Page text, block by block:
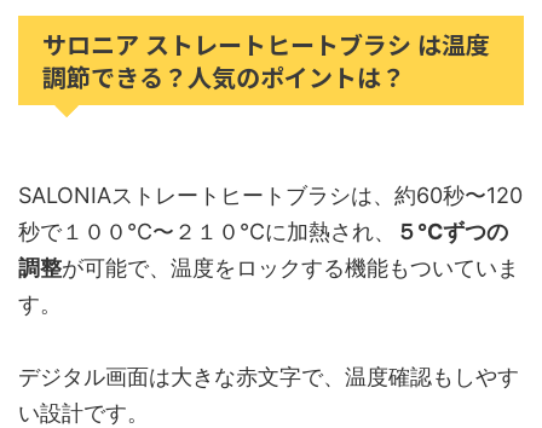
サロニア ストレートヒートブラシ は温度
調節できる？人気のポイントは？
SALONIAストレートヒートブラシは、約60秒〜120
秒で１００℃〜２１０℃に加熱され、
５℃ずつの
調整が可能で、温度をロックする機能もついていま
す。
デジタル画面は大きな赤文字で、温度確認もしやす
い設計です。